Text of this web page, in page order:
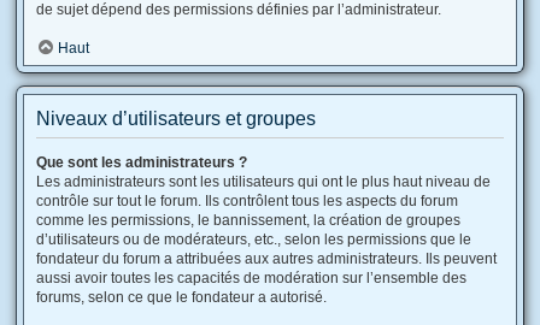
de sujet dépend des permissions définies par l’administrateur.
Haut
Niveaux d’utilisateurs et groupes
Que sont les administrateurs ?
Les administrateurs sont les utilisateurs qui ont le plus haut niveau de
contrôle sur tout le forum. Ils contrôlent tous les aspects du forum
comme les permissions, le bannissement, la création de groupes
d’utilisateurs ou de modérateurs, etc., selon les permissions que le
fondateur du forum a attribuées aux autres administrateurs. Ils peuvent
aussi avoir toutes les capacités de modération sur l’ensemble des
forums, selon ce que le fondateur a autorisé.